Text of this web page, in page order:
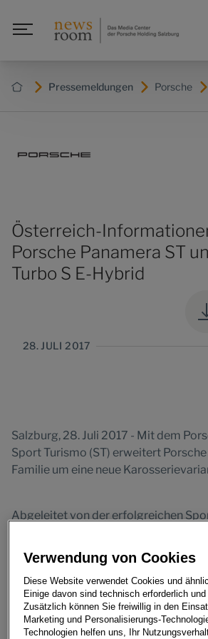
Pressemeldungen Porsche
Österreich-
Porsche Panamera ST
Turbo S E-Hybrid
28. JULI 2017
Salzburg, 28. Juli 2017 - Mit dem
Sport Turismo (ST) erweitert
Familie um eine neue
Abgeleitet von der erfolgreichen
Design ein weiteres Statement im
gleichzeitig ist der bis zu 404 kW/
Turismo variabel wie kein anderer
Klasse.
Verwendung von Cookies
Diese Website verwendet Cookies und
Einige davon sind technisch erforderlich
Zusätzlich können Sie freiwillig in den
Marketing und Personalisierungs-
Technologien helfen uns, Ihr